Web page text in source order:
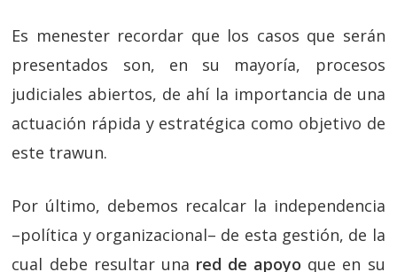
Es menester recordar que los casos que serán
presentados son, en su mayoría, procesos
judiciales abiertos, de ahí la importancia de una
actuación rápida y estratégica como objetivo de
este trawun.
Por último, debemos recalcar la independencia
–política y organizacional– de esta gestión, de la
cual debe resultar una red de apoyo que en su